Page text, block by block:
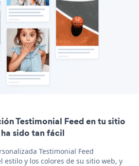
Testimonial Feed en tu sitio
sido tan fácil
Testimonial Feed
estilo y los colores de su sitio web, y